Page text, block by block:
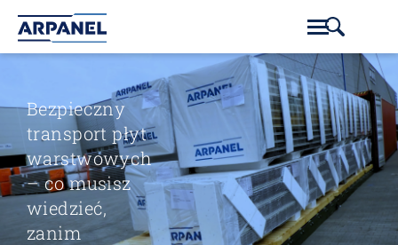
Bezpieczny
transport płyt
warstwowych
– co musisz
wiedzieć,
zanim